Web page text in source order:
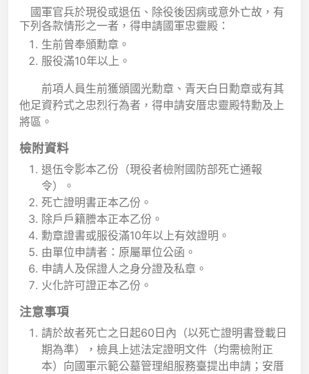
國軍官兵於現役或退伍、除役後因病或意外亡故，有
下列各款情形之一者，得申請國軍忠靈殿：
生前曾奉頒勳章。
服役滿10年以上。
前項人員生前獲頒國光勳章、青天白日勳章或有其
他足資矜式之忠烈行為者，得申請安厝忠靈殿特勳及上
將區。
檢附資料
退伍令影本乙份（現役者檢附國防部死亡通報
令）。
死亡證明書正本乙份。
除戶戶籍謄本正本乙份。
勳章證書或服役滿10年以上有效證明。
由單位申請者：原屬單位公函。
申請人及保證人之身分證及私章。
火化許可證正本乙份。
注意事項
請於故者死亡之日起60日內（以死亡證明書登載日
期為準），檢具上述法定證明文件（均需檢附正
本）向國軍示範公墓管理組服務臺提出申請；安厝